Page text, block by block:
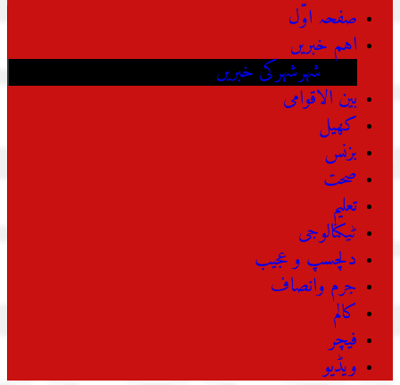
صفحہ اوّل
اہم خبریں
شہرشہرکی خبریں
بین الاقوامی
کھیل
بزنس
صحت
تعلیم
ٹیکنالوجی
دلچسپ و عجیب
جرم وانصاف
کالم
فیچر
ویڈیو